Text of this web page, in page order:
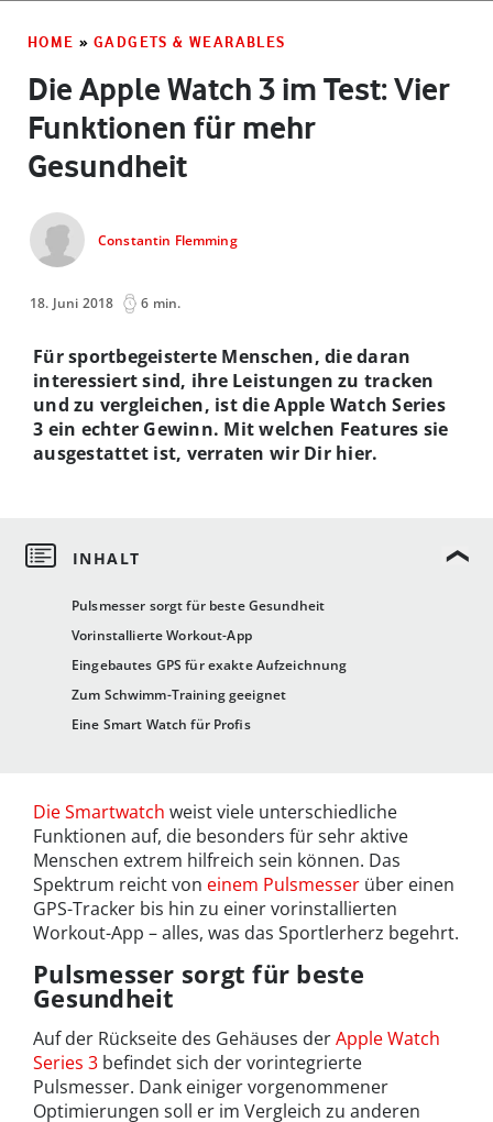
HOME » GADGETS & WEARABLES
Die Apple Watch 3 im Test: Vier
Funktionen für mehr
Gesundheit
Constantin Flemming
18. Juni 2018 6 min.
Pulsmesser sorgt für beste Gesundheit
Vorinstallierte Workout-App
Eingebautes GPS für exakte Aufzeichnung
Zum Schwimm-Training geeignet
Eine Smart Watch für Profis
Für sportbegeisterte Menschen, die daran
interessiert sind, ihre Leistungen zu tracken
und zu vergleichen, ist die Apple Watch Series
3 ein echter Gewinn. Mit welchen Features sie
ausgestattet ist, verraten wir Dir hier.
Die Smartwatch weist viele unterschiedliche
Funktionen auf, die besonders für sehr aktive
Menschen extrem hilfreich sein können. Das
Spektrum reicht von einem Pulsmesser über einen
GPS-Tracker bis hin zu einer vorinstallierten
Workout-App – alles, was das Sportlerherz begehrt.
Pulsmesser sorgt für beste
Gesundheit
Auf der Rückseite des Gehäuses derApple Watch
Series 3 befindet sich der vorintegrierte
Pulsmesser. Dank einiger vorgenommener
Optimierungen soll er im Vergleich zu anderen